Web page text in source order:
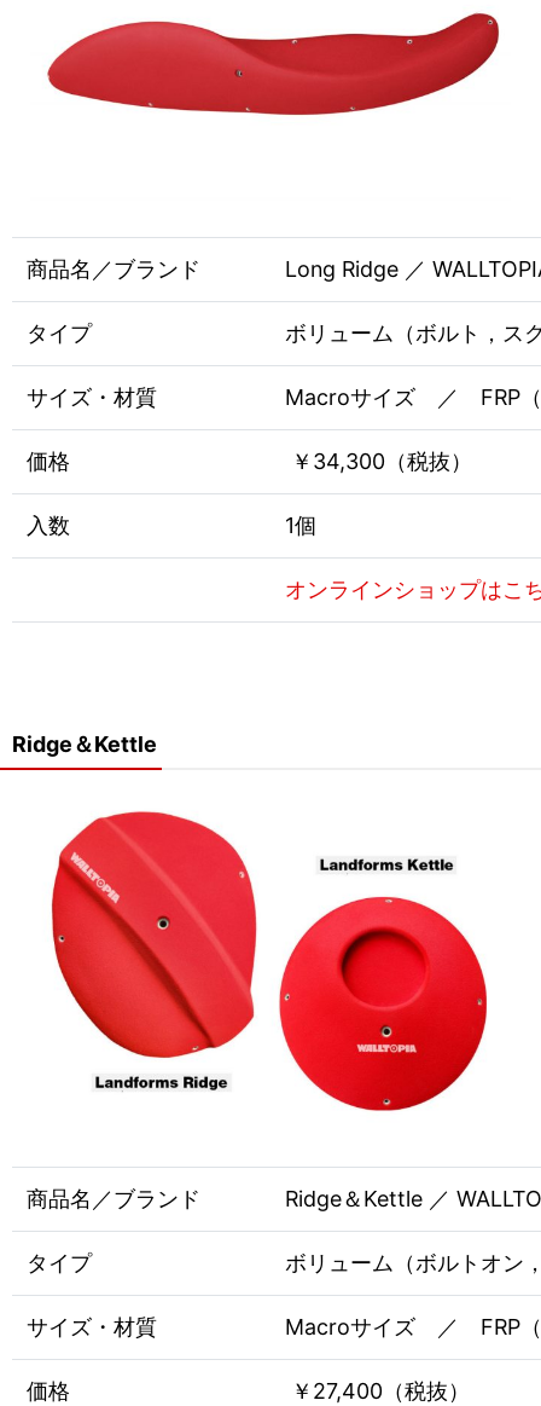
商品名／ブランド Long Ridge ／
タイプ ボリューム（ボルト，ス
サイズ・材質 Macroサイズ ／ FRP（
価格 ￥34,300（税抜）
入数 1個
オンラインショップはこ
Ridge＆Kettle
商品名／ブランド Ridge＆Kettle ／
タイプ ボリューム（ボルトオン
サイズ・材質 Macroサイズ ／ FRP（
価格 ￥27,400（税抜）